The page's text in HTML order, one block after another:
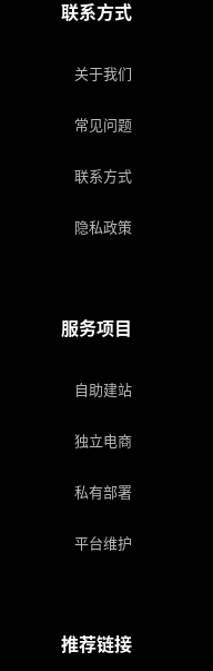
联系方式
关于我们
常见问题
联系方式
隐私政策
服务项目
自助建站
独立电商
私有部署
平台维护
推荐链接